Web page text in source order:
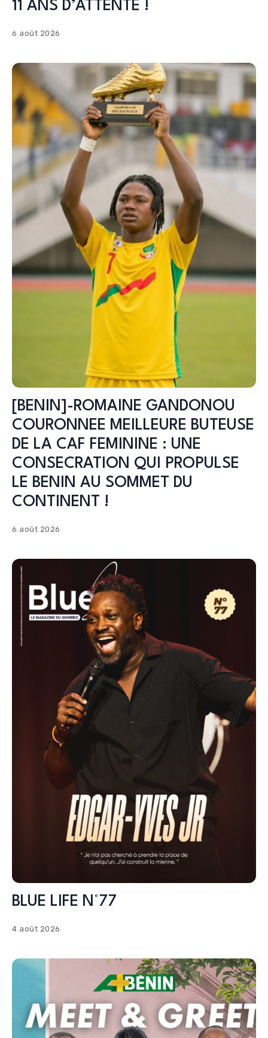
11 ANS D’ATTENTE !
6 août 2026
[BENIN]-ROMAINE GANDONOU
COURONNEE MEILLEURE BUTEUSE
DE LA CAF FEMININE : UNE
CONSECRATION QUI PROPULSE
LE BENIN AU SOMMET DU
CONTINENT !
6 août 2026
BLUE LIFE N°77
4 août 2026